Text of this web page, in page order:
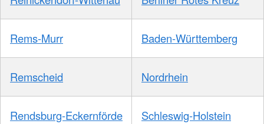
Rems-Murr Baden-Württemberg
Remscheid Nordrhein
Rendsburg-Eckernförde Schleswig-Holstein